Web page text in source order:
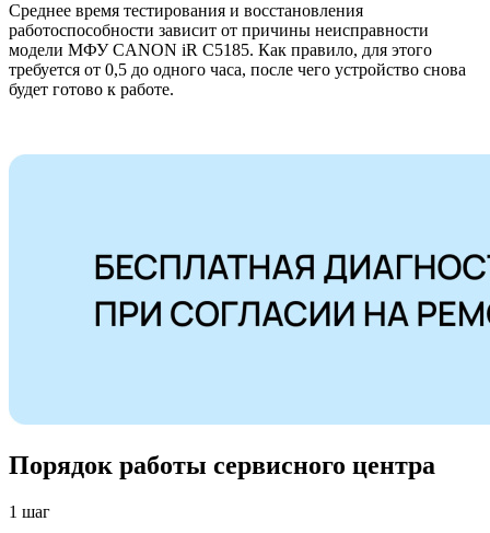
Среднее время тестирования и восстановления
работоспособности зависит от причины неисправности
модели МФУ CANON iR C5185. Как правило, для этого
требуется от 0,5 до одного часа, после чего устройство снова
будет готово к работе.
Порядок работы сервисного центра
1 шаг